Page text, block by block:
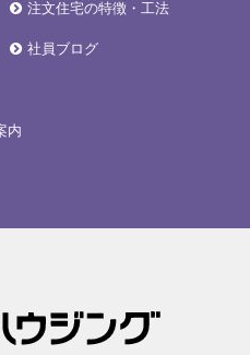
注文住宅の特徴・工法
社員ブログ
内